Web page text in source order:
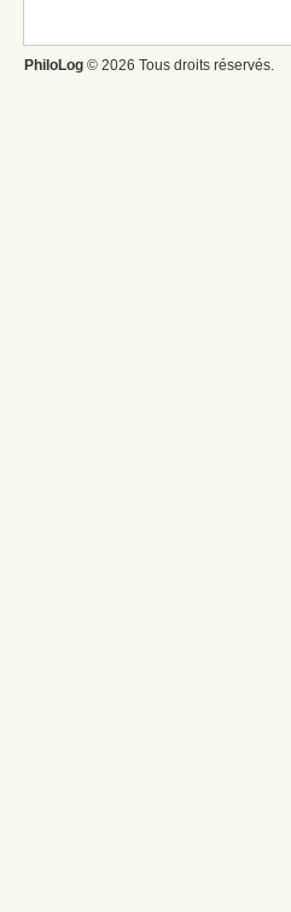
PhiloLog © 2026 Tous droits réservés.